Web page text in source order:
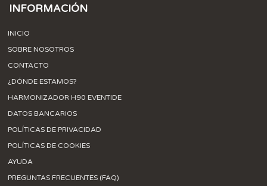
INFORMACIÓN
INICIO
SOBRE NOSOTROS
CONTACTO
¿DÓNDE ESTAMOS?
HARMONIZADOR H90 EVENTIDE
DATOS BANCARIOS
POLÍTICAS DE PRIVACIDAD
POLÍTICAS DE COOKIES
AYUDA
PREGUNTAS FRECUENTES (FAQ)